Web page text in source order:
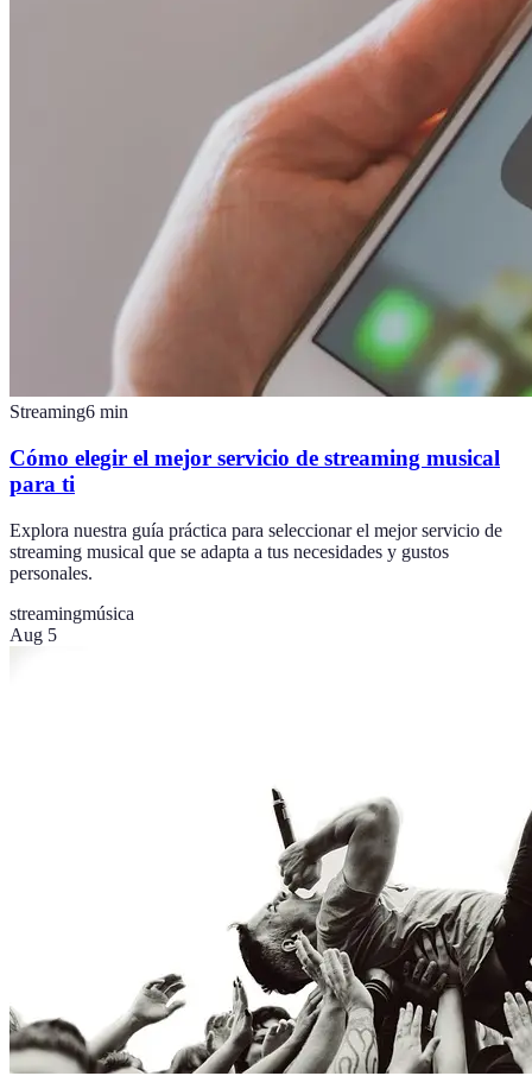
Streaming6 min
Cómo elegir el mejor servicio de streaming musical
para ti
Explora nuestra guía práctica para seleccionar el mejor servicio de
streaming musical que se adapta a tus necesidades y gustos
personales.
streamingmúsica
Aug 5